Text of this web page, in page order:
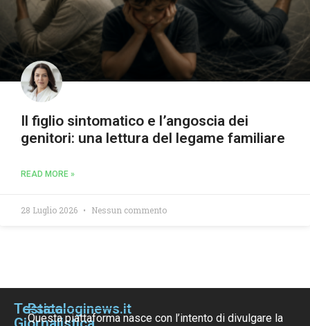
Il figlio sintomatico e l’angoscia dei
genitori: una lettura del legame familiare
READ MORE »
28 Luglio 2026 Nessun commento
Testata
Psicologinews.it
Questa piattaforma nasce con l’intento di divulgare la